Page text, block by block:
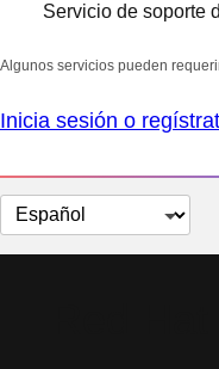
Servicio de soporte
Algunos servicios pueden
Inicia sesión o
Cambiar
el